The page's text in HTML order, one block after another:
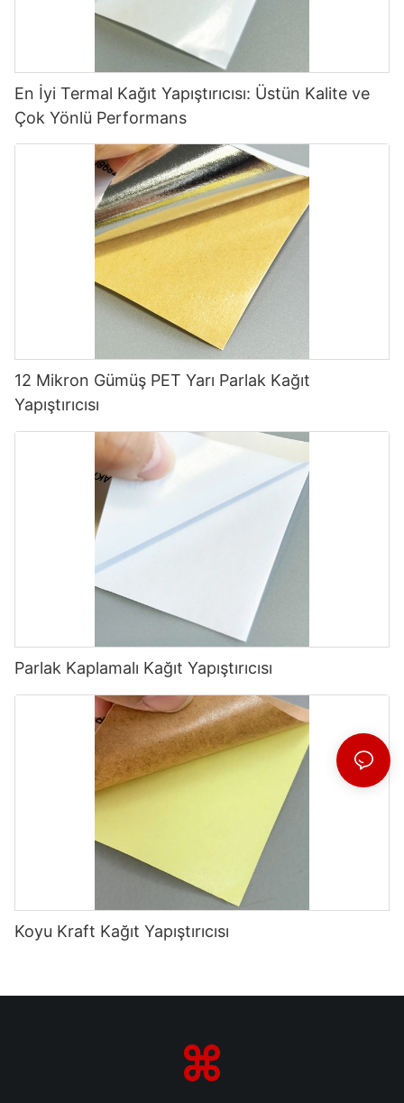
En İyi Termal Kağıt Yapıştırıcısı: Üstün Kalite ve
Çok Yönlü Performans
12 Mikron Gümüş PET Yarı Parlak Kağıt
Yapıştırıcısı
Parlak Kaplamalı Kağıt Yapıştırıcısı
Koyu Kraft Kağıt Yapıştırıcısı